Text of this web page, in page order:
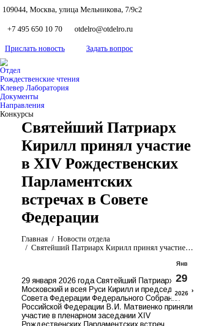
109044, Москва, улица Мельникова, 7/9с2
+7 495 650 10 70 otdelro@otdelro.ru
Прислать новость Задать вопрос
Отдел
Рождественские чтения
Клевер Лаборатория
Документы
Направления
Конкурсы
Святейший Патриарх
Кирилл принял участие
в XIV Рождественских
Парламентских
встречах в Совете
Федерации
Главная
Новости отдела
Святейший Патриарх Кирилл принял участие…
Янв
29
2026
29 января 2026 года Святейший Патриарх
Московский и всея Руси Кирилл и председатель
Совета Федерации Федерального Собрания
Российской Федерации В.И. Матвиенко приняли
участие в пленарном заседании XIV
Рождественских Парламентских встреч